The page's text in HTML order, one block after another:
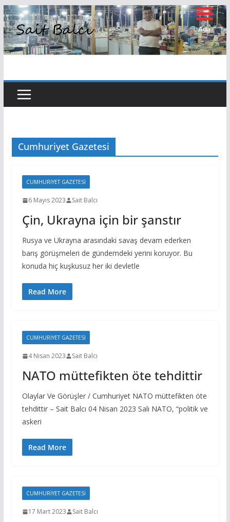
Skip
to
content
Cumhuriyet Gazetesi
CUMHURIYET GAZETESI
6 Mayıs 2023 Sait Balcı
Çin, Ukrayna için bir şanstır
Rusya ve Ukrayna arasındaki savaş devam ederken
barış görüşmeleri de gündemdeki yerini koruyor. Bu
konuda hiç kuşkusuz her iki devletle
Read More
CUMHURIYET GAZETESI
4 Nisan 2023 Sait Balcı
NATO müttefikten öte tehdittir
Olaylar Ve Görüşler / Cumhuriyet NATO müttefikten öte
tehdittir – Sait Balcı 04 Nisan 2023 Salı NATO, “politik ve
askeri
Read More
CUMHURIYET GAZETESI
17 Mart 2023 Sait Balcı
Ana
Sayfa